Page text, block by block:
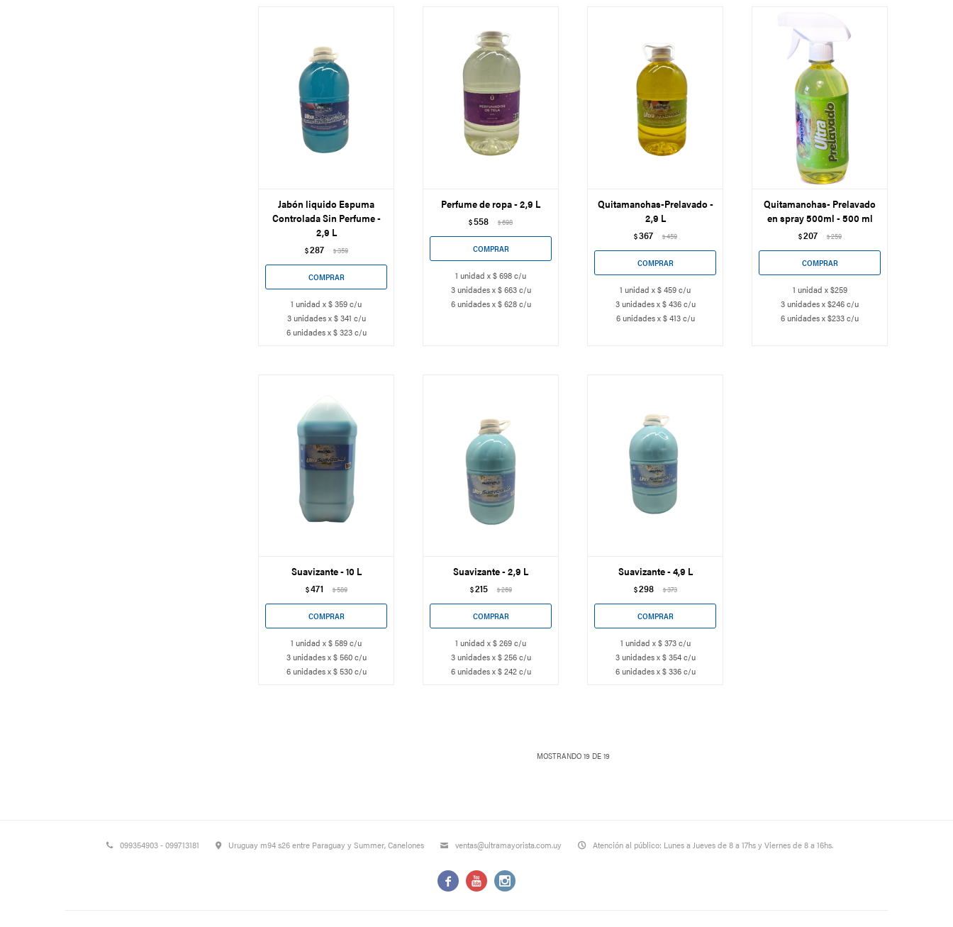
Jabón liquido Espuma
Controlada Sin Perfume -
2,9 L
$287 $359
1 unidad x $ 359 c/u
3 unidades x $ 341 c/u
6 unidades x $ 323 c/u
Perfume de ropa - 2,9 L
$558 $698
1 unidad x $ 698 c/u
3 unidades x $ 663 c/u
6 unidades x $ 628 c/u
Quitamanchas-Prelavado -
2,9 L
$367 $459
1 unidad x $ 459 c/u
3 unidades x $ 436 c/u
6 unidades x $ 413 c/u
Quitamanchas- Prelavado
en spray 500ml - 500 ml
$207 $259
1 unidad x $259
3 unidades x $246 c/u
6 unidades x $233 c/u
Suavizante - 10 L
$471 $589
1 unidad x $ 589 c/u
3 unidades x $ 560 c/u
6 unidades x $ 530 c/u
Suavizante - 2,9 L
$215 $269
1 unidad x $ 269 c/u
3 unidades x $ 256 c/u
6 unidades x $ 242 c/u
Suavizante - 4,9 L
$298 $373
1 unidad x $ 373 c/u
3 unidades x $ 354 c/u
6 unidades x $ 336 c/u
MOSTRANDO 19 DE 19
099354903 - 099713181 Uruguay m94 s26 entre Paraguay y Summer, Canelones ventas@ultramayorista.com.uy Atención al público: Lunes a Jueves de 8 a 17hs y Viernes de 8 a 16hs.
  